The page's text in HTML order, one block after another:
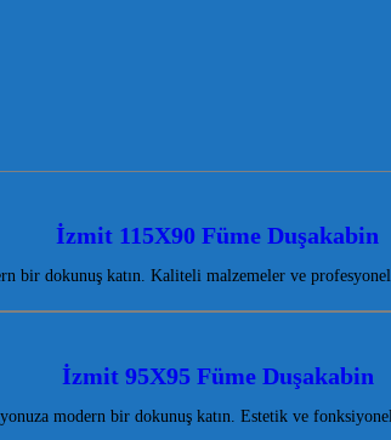
İzmit 115X90 Füme Duşakabin
bir dokunuş katın. Kaliteli malzemeler ve
İzmit 95X95 Füme Duşakabin
modern bir dokunuş katın. Estetik ve